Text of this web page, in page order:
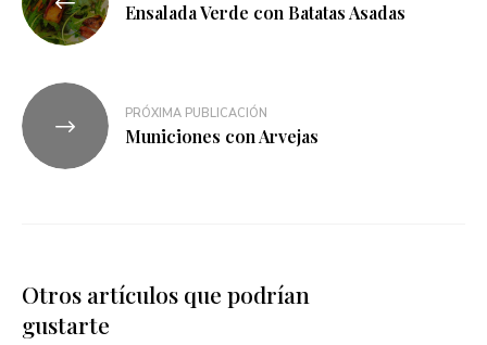
Ensalada Verde con Batatas Asadas
PRÓXIMA PUBLICACIÓN
Municiones con Arvejas
Otros artículos que podrían
gustarte